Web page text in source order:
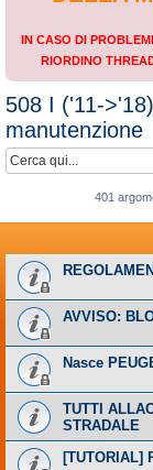
IN CASO DI
RIORDINO
508 I ('11-
manutenzione
401
AVVISO:
Nasce
TUTTI
STRADALE